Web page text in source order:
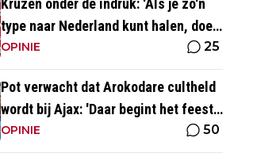
Krüzen onder de indruk: 'Als je zo'n
type naar Nederland kunt halen, doe
je iets goed'
OPINIE 25
Pot verwacht dat Arokodare cultheld
wordt bij Ajax: 'Daar begint het feest
eigenlijk al'
OPINIE 50